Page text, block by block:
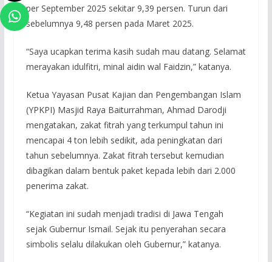
per September 2025 sekitar 9,39 persen. Turun dari
sebelumnya 9,48 persen pada Maret 2025.
“Saya ucapkan terima kasih sudah mau datang. Selamat
merayakan idulfitri, minal aidin wal Faidzin,” katanya.
Ketua Yayasan Pusat Kajian dan Pengembangan Islam
(YPKPI) Masjid Raya Baiturrahman, Ahmad Darodji
mengatakan, zakat fitrah yang terkumpul tahun ini
mencapai 4 ton lebih sedikit, ada peningkatan dari
tahun sebelumnya. Zakat fitrah tersebut kemudian
dibagikan dalam bentuk paket kepada lebih dari 2.000
penerima zakat.
“Kegiatan ini sudah menjadi tradisi di Jawa Tengah
sejak Gubernur Ismail. Sejak itu penyerahan secara
simbolis selalu dilakukan oleh Gubernur,” katanya.